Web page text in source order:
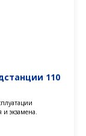
110
экзамена.